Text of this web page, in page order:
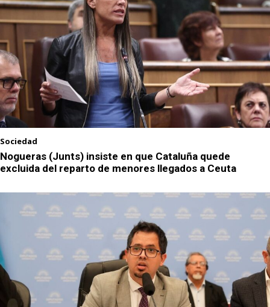
Sociedad
Nogueras (Junts) insiste en que Cataluña quede
excluida del reparto de menores llegados a Ceuta